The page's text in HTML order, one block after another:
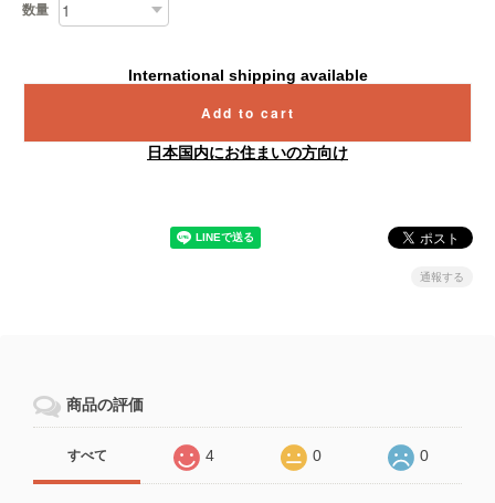
数量
International shipping available
Add to cart
日本国内にお住まいの方向け
通報する
商品の評価
すべて 4 0 0